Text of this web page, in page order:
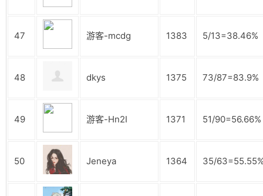
47 游客-mcdg 1383 5/13=38.46%
48 dkys 1375 73/87=83.9%
49 游客-Hn2I 1371 51/90=56.66%
50 Jeneya 1364 35/